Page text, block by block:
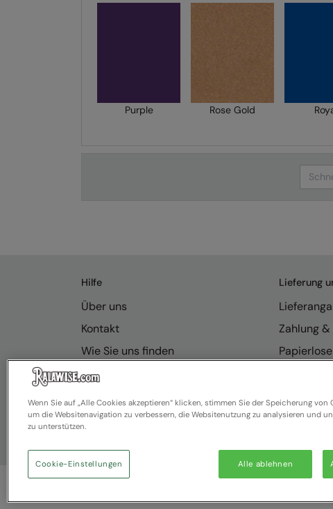
Purple Rose Gold
Search
Hilfe
Über uns
Kontakt
Wie Sie uns finden
Anfragen
FAQ
Lieferung
Zahlung
Wenn Sie auf „Alle Cookies akzeptieren“ klicken, stimmen Sie der Speicherung von
um die Websitenavigation zu verbessern, die Websitenutzung zu analysieren und
zu unterstützen.
Alle ablehnen
Cookie-Einstellungen